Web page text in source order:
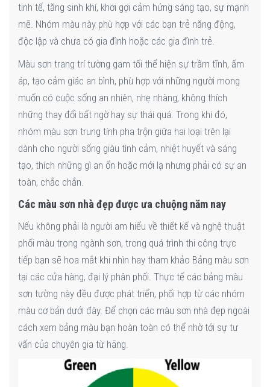
tinh tế, tăng sinh khí, khơi gợi cảm hứng sáng tạo, sự mạnh
mẽ. Nhóm màu này phù hợp với các bạn trẻ năng động,
độc lập và chưa có gia đình hoặc các gia đình trẻ.
Màu sơn trang trí tường gam tối thể hiện sự trầm tĩnh, ấm
áp, tạo cảm giác an bình, phù hợp với những người mong
muốn có cuộc sống an nhiên, nhẹ nhàng, không thích
những thay đổi bất ngờ hay sự thái quá. Trong khi đó,
nhóm màu sơn trung tính pha trộn giữa hai loại trên lại
dành cho người sống giàu tình cảm, nhiệt huyết và sáng
tạo, thích những gì an ổn hoặc mới lạ nhưng phải có sự an
toàn, chắc chắn.
Các màu sơn nhà đẹp được ưa chuộng năm nay
Nếu không phải là người am hiểu về thiết kế và nghệ thuật
phối màu trong ngành sơn, trong quá trình thi công trực
tiếp bạn sẽ hoa mắt khi nhìn hay tham khảo Bảng màu sơn
tại các cửa hàng, đại lý phân phối. Thực tế các bảng màu
sơn tường này đều được phát triển, phối hợp từ các nhóm
màu cơ bản dưới đây. Để chọn các màu sơn nhà đẹp ngoài
cách xem bảng màu bạn hoàn toàn có thể nhờ tới sự tư
vấn của chuyên gia từ hãng.